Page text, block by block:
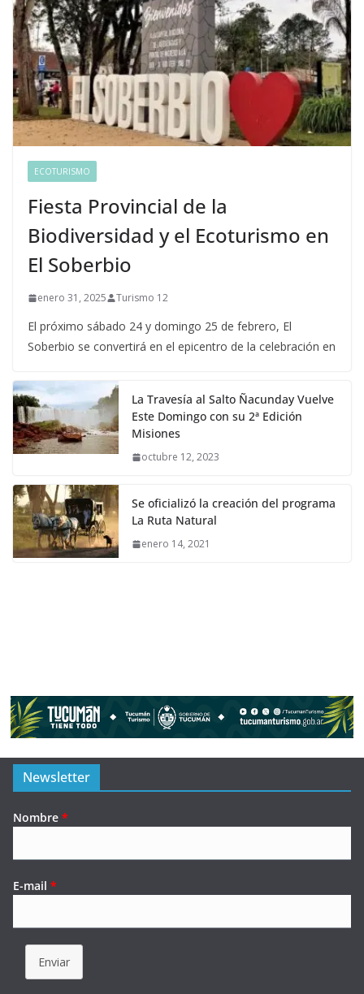
ECOTURISMO
Fiesta Provincial de la
Biodiversidad y el Ecoturismo en
El Soberbio
enero 31, 2025 Turismo 12
El próximo sábado 24 y domingo 25 de febrero, El
Soberbio se convertirá en el epicentro de la celebración en
La Travesía al Salto Ñacunday Vuelve
Este Domingo con su 2ª Edición
Misiones
octubre 12, 2023
Se oficializó la creación del programa
La Ruta Natural
enero 14, 2021
Newsletter
Nombre *
E-mail *
Enviar